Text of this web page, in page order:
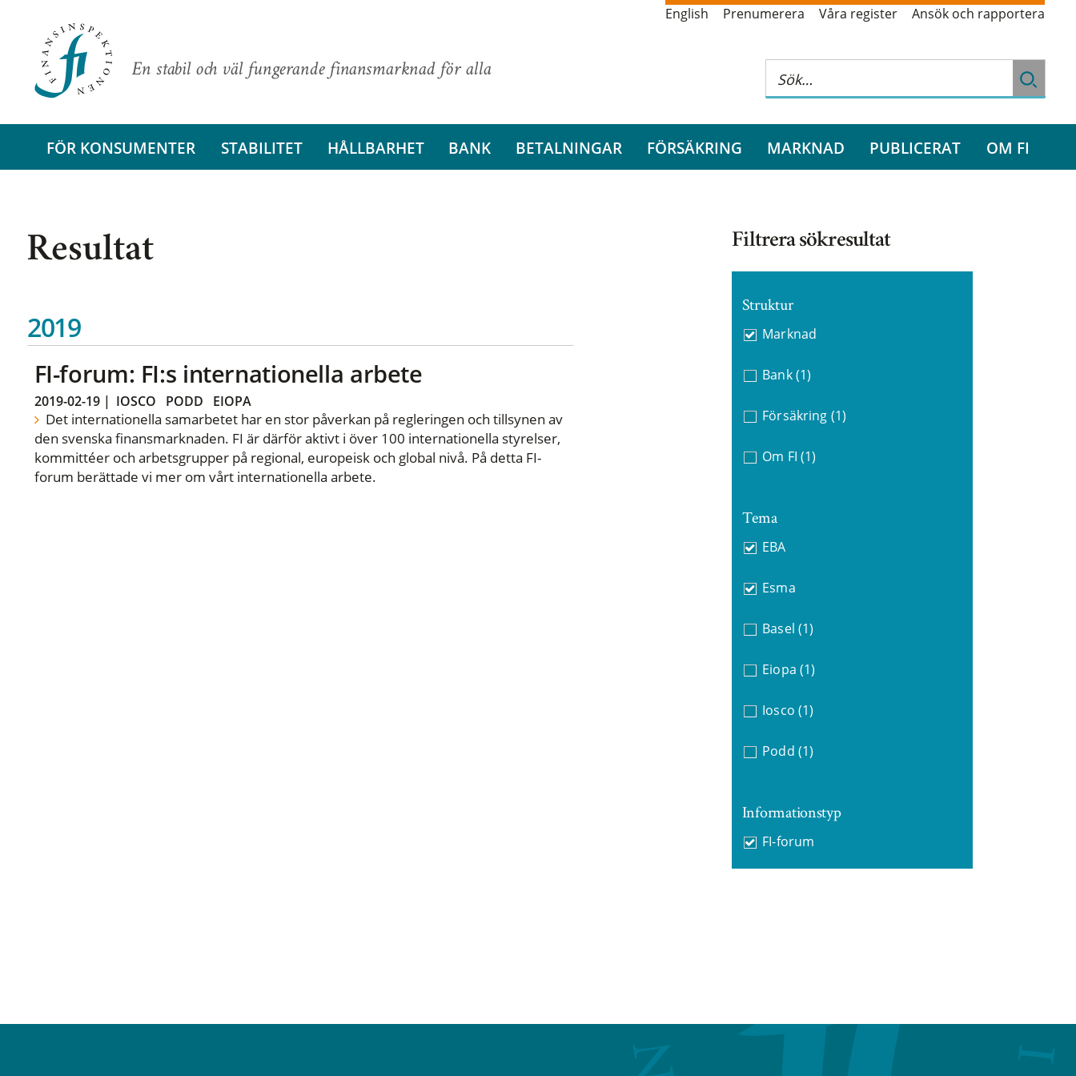
En stabil och väl fungerande finansmarknad för alla
English Prenumerera Våra register Ansök och rapportera
FÖR KONSUMENTER STABILITET HÅLLBARHET BANK BETALNINGAR FÖRSÄKRING MARKNAD PUBLICERAT OM FI
Resultat
2019
FI-forum: FI:s internationella arbete
2019-02-19| IOSCO PODD EIOPA
Det internationella samarbetet har en stor påverkan på regleringen och tillsynen av
den svenska finansmarknaden. FI är därför aktivt i över 100 internationella styrelser,
kommittéer och arbetsgrupper på regional, europeisk och global nivå. På detta FI-
forum berättade vi mer om vårt internationella arbete.
Filtrera sökresultat
Struktur
Marknad
Bank (1)
Försäkring (1)
Om FI (1)
Tema
EBA
Esma
Basel (1)
Eiopa (1)
Iosco (1)
Podd (1)
Informationstyp
FI-forum